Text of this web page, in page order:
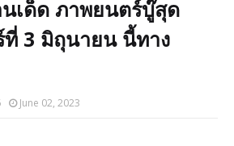
เด็ด ภาพยนตร์บู๊สุด
ที่ 3 มิถุนายน นี้ทาง
June 02, 2023